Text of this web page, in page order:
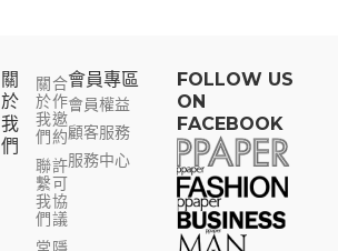
關
於
我
們
關
於
我
們
聯
繫
我
們
合
作
邀
約
許
可
協
議
會員專區​
會員權益
顧客服務
服務中心
FOLLOW US
ON
FACEBOOK